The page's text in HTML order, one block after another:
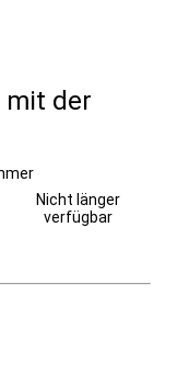
mit der
Nicht länger
verfügbar